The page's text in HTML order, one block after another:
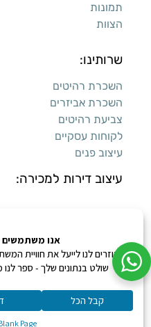
תמונות
הצוות
שרותינו:
השכרת רהיטים
השכרת אביזרים
צביעת רהיטים
לקוחות עסקיים
עיצוב פנים
עיצוב דירות למכירה:
קנייה
כל הזכויות שמורות